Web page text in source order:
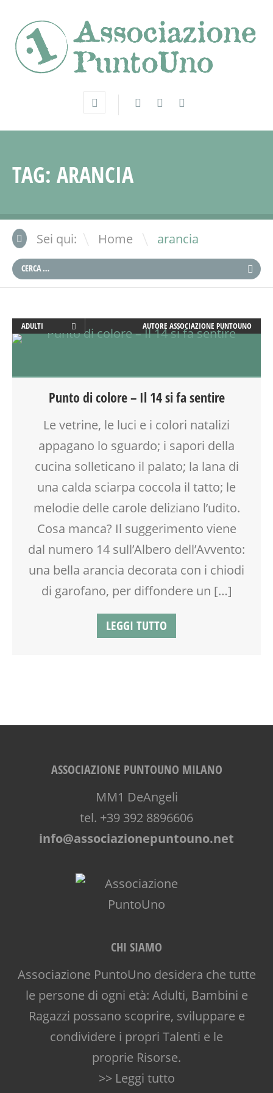
TAG: ARANCIA
Sei qui: Home \ arancia
ADULTI
ARTE
FAMIGLIA
GENITORI
LABORATORIO
SOCIALIZZAZIONE
VIA FARUFFINI
AUTORE ASSOCIAZIONE PUNTOUNO
Punto di colore – Il 14 si fa sentire
Le vetrine, le luci e i colori natalizi
appagano lo sguardo; i sapori della
cucina solleticano il palato; la lana di
una calda sciarpa coccola il tatto; le
melodie delle carole deliziano l’udito.
Cosa manca? Il suggerimento viene
dal numero 14 sull’Albero dell’Avvento:
una bella arancia decorata con i chiodi
di garofano, per diffondere un […]
LEGGI TUTTO
ASSOCIAZIONE PUNTOUNO MILANO
MM1 DeAngeli
tel. +39 392 8896606
info@associazionepuntouno.net
CHI SIAMO
Associazione PuntoUno desidera che tutte
le persone di ogni età: Adulti, Bambini e
Ragazzi possano scoprire, sviluppare e
condividere i propri Talenti e le
proprie Risorse.
>> Leggi tutto